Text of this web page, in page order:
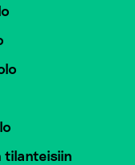
tilanteisiin